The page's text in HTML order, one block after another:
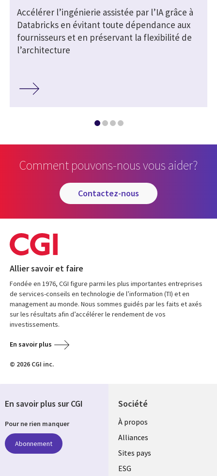
Accélérer l’ingénierie assistée par l’IA grâce à
Databricks en évitant toute dépendance aux
fournisseurs et en préservant la flexibilité de
l’architecture
Comment pouvons-nous vous aider?
contactez-nous
Allier savoir et faire
Fondée en 1976, CGI figure parmi les plus importantes entreprises
de services-conseils en technologie de l’information (TI) et en
management au monde. Nous sommes guidés par les faits et axés
sur les résultats afin d’accélérer le rendement de vos
investissements.
En savoir plus
© 2026 CGI inc.
Société
À propos
Alliances
Sites pays
ESG
En savoir plus sur CGI
Pour ne rien manquer
Abonnement